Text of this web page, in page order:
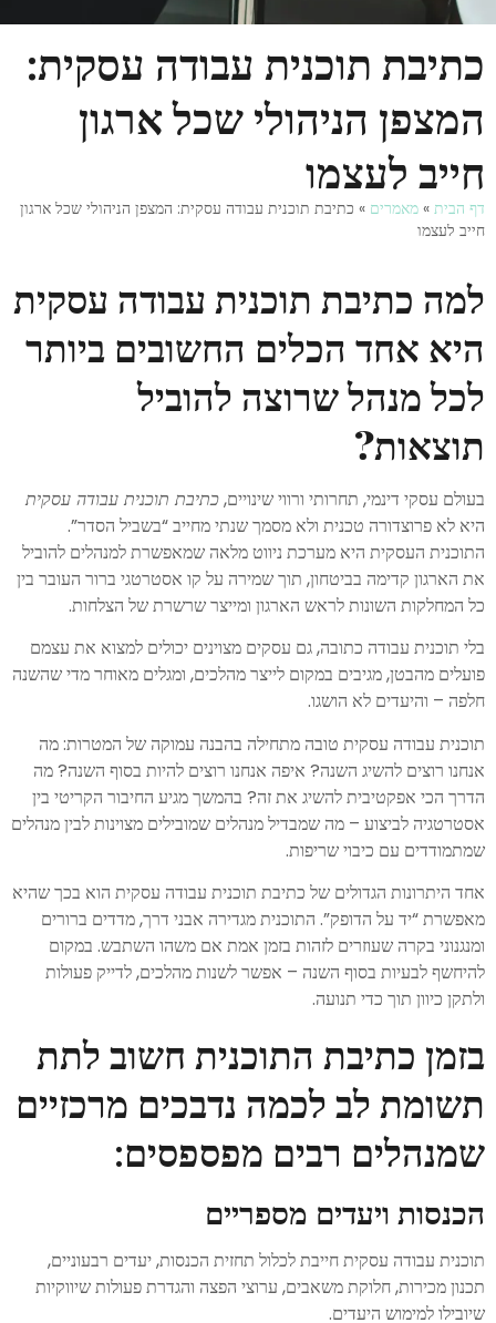
כתיבת תוכנית עבודה עסקית:
המצפן הניהולי שכל ארגון
חייב לעצמו
דף הבית » מאמרים » כתיבת תוכנית עבודה עסקית: המצפן הניהולי שכל ארגון
חייב לעצמו
למה כתיבת תוכנית עבודה עסקית
היא אחד הכלים החשובים ביותר
לכל מנהל שרוצה להוביל
תוצאות?
בעולם עסקי דינמי, תחרותי ורווי שינויים,כתיבת תוכנית עבודה עסקית
היא לא פרוצדורה טכנית ולא מסמך שנתי מחייב “בשביל הסדר”.
התוכנית העסקית היא מערכת ניווט מלאה שמאפשרת למנהלים להוביל
את הארגון קדימה בביטחון, תוך שמירה על קו אסטרטגי ברור העובר בין
כל המחלקות השונות לראש הארגון ומייצר שרשרת של הצלחות.
בלי תוכנית עבודה כתובה, גם עסקים מצוינים יכולים למצוא את עצמם
פועלים מהבטן, מגיבים במקום לייצר מהלכים, ומגלים מאוחר מדי שהשנה
חלפה – והיעדים לא הושגו.
תוכנית עבודה עסקית טובה מתחילה בהבנה עמוקה של המטרות: מה
אנחנו רוצים להשיג השנה? איפה אנחנו רוצים להיות בסוף השנה? מה
הדרך הכי אפקטיבית להשיג את זה? בהמשך מגיע החיבור הקריטי בין
אסטרטגיה לביצוע – מה שמבדיל מנהלים שמובילים מצוינות לבין מנהלים
שמתמודדים עם כיבוי שריפות.
אחד היתרונות הגדולים של כתיבת תוכנית עבודה עסקית הוא בכך שהיא
מאפשרת “יד על הדופק”. התוכנית מגדירה אבני דרך, מדדים ברורים
ומנגנוני בקרה שעוזרים לזהות בזמן אמת אם משהו השתבש. במקום
להיחשף לבעיות בסוף השנה – אפשר לשנות מהלכים, לדייק פעולות
ולתקן כיוון תוך כדי תנועה.
בזמן כתיבת התוכנית חשוב לתת
תשומת לב לכמה נדבכים מרכזיים
שמנהלים רבים מפספסים:
הכנסות ויעדים מספריים
תוכנית עבודה עסקית חייבת לכלול תחזית הכנסות, יעדים רבעוניים,
תכנון מכירות, חלוקת משאבים, ערוצי הפצה והגדרת פעולות שיווקיות
שיובילו למימוש היעדים.